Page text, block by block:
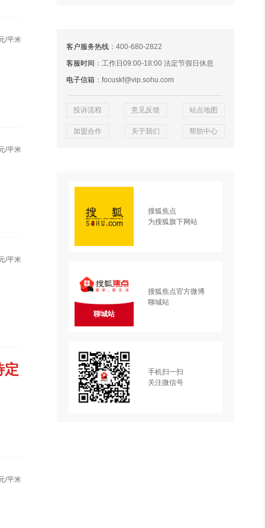
/平米
/平米
/平米
定
/平米
客户服务热线 ：400-680-2822
客服时间 ：工作日09:00-18:00 法定节假日休息
电子信箱 ：focuskf@vip.sohu.com
投诉流程 意见反馈 站点地图
加盟合作 关于我们 帮助中心
搜狐焦点
为搜狐旗下网站
聊城站
搜狐焦点官方微博
聊城站
手机扫一扫
关注微信号